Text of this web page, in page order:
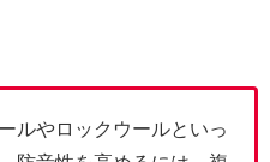
ルやロックウールといっ